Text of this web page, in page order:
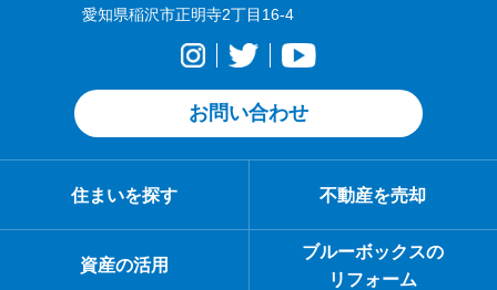
愛知県稲沢市正明寺2丁目16-4
お問い合わせ
住まいを探す 不動産を売却
資産の活用
ブルーボックスの
リフォーム